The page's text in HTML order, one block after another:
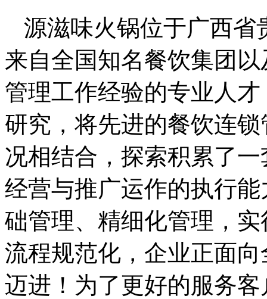
源滋味火锅位于广西省
来自全国知名餐饮集团
管理工作经验的专业人
研究，将先进的餐饮连
况相结合，探索积累了
经营与推广运作的执行
础管理、精细化管理，
流程规范化，企业正面
迈进！为了更好的服务